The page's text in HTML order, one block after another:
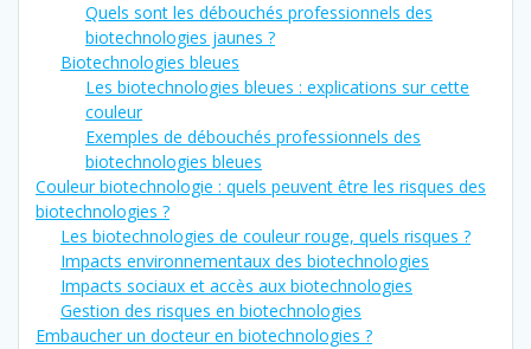
Quels sont les débouchés professionnels des
biotechnologies jaunes ?
Biotechnologies bleues
Les biotechnologies bleues : explications sur cette
couleur
Exemples de débouchés professionnels des
biotechnologies bleues
Couleur biotechnologie : quels peuvent être les risques des
biotechnologies ?
Les biotechnologies de couleur rouge, quels risques ?
Impacts environnementaux des biotechnologies
Impacts sociaux et accès aux biotechnologies
Gestion des risques en biotechnologies
Embaucher un docteur en biotechnologies ?